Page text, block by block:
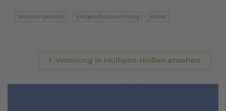
Seniorengerecht Erd­ge­schoss­woh­nung Keller
Wohnung in Mülheim-Heißen ansehen